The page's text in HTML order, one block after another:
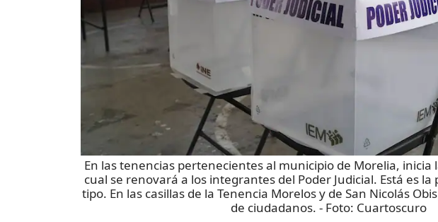
En las tenencias pertenecientes al municipio de Morelia, inicia
cual se renovará a los integrantes del Poder Judicial. Está es
tipo. En las casillas de la Tenencia Morelos y de San Nicolás
de ciudadanos. - Foto: Cuartoscuro